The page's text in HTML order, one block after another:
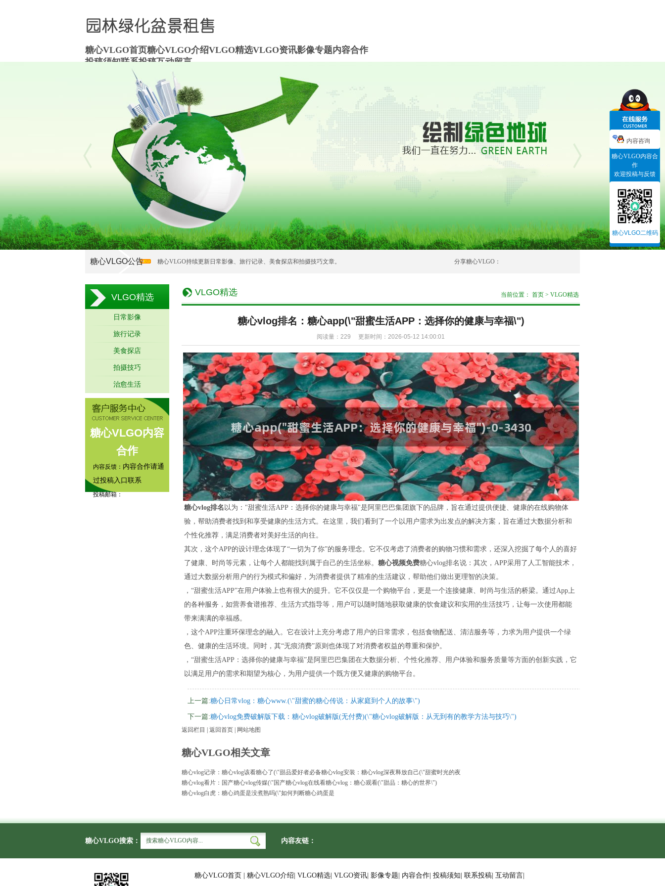
糖心VLGO首页糖心VLGO介绍VLGO精选VLGO资讯影像专题内容合作
投稿须知联系投稿互动留言
糖心VLGO公告 糖心VLGO持续更新日常影像、旅行记录、美食探店和拍摄技巧文章。 分享糖心VLGO：
VLGO精选
日常影像
旅行记录
美食探店
拍摄技巧
治愈生活
糖心VLGO内容
合作
内容反馈： 内容合作请通
过投稿入口联系
投稿邮箱：
VLGO精选 当前位置： 首页 > VLGO精选
糖心vlog排名：糖心app(\"甜蜜生活APP：选择你的健康与幸福\")
阅读量： 229 更新时间：2026-05-12 14:00:01
糖心vlog排名 以为："甜蜜生活APP：选择你的健康与幸福"是阿里巴巴集团旗下的品牌，旨在通过提供便捷、健康的在线购物体
验，帮助消费者找到和享受健康的生活方式。在这里，我们看到了一个以用户需求为出发点的解决方案，旨在通过大数据分析和
个性化推荐，满足消费者对美好生活的向往。
其次，这个APP的设计理念体现了“一切为了你”的服务理念。它不仅考虑了消费者的购物习惯和需求，还深入挖掘了每个人的喜好
了健康、时尚等元素，让每个人都能找到属于自己的生活坐标。 糖心视频免费糖心vlog排名说：其次，APP采用了人工智能技术，
通过大数据分析用户的行为模式和偏好，为消费者提供了精准的生活建议，帮助他们做出更理智的决策。
，“甜蜜生活APP”在用户体验上也有很大的提升。它不仅仅是一个购物平台，更是一个连接健康、时尚与生活的桥梁。通过App上
的各种服务，如营养食谱推荐、生活方式指导等，用户可以随时随地获取健康的饮食建议和实用的生活技巧，让每一次使用都能
带来满满的幸福感。
，这个APP注重环保理念的融入。它在设计上充分考虑了用户的日常需求，包括食物配送、清洁服务等，力求为用户提供一个绿
色、健康的生活环境。同时，其“无痕消费”原则也体现了对消费者权益的尊重和保护。
，“甜蜜生活APP：选择你的健康与幸福”是阿里巴巴集团在大数据分析、个性化推荐、用户体验和服务质量等方面的创新实践，它
以满足用户的需求和期望为核心，为用户提供一个既方便又健康的购物平台。
上一篇:糖心日常vlog：糖心www.(\"甜蜜的糖心传说：从家庭到个人的故事\")
下一篇:糖心vlog免费破解版下载：糖心vlog破解版(无付费)(\"糖心vlog破解版：从无到有的教学方法与技巧\")
返回栏目 返回首页 网站地图
糖心VLGO相关文章
糖心vlog记录：糖心vlog该看糖心了(\"甜品爱好者必备糖心vlog安装：糖心vlog深夜释放自己(\"甜蜜时光的夜
糖心vlog看片：国产糖心vlog传媒(\"国产糖心vlog在线看糖心vlog：糖心观看(\"甜品：糖心的世界\")
糖心vlog白虎：糖心鸡蛋是没煮熟吗(\"如何判断糖心鸡蛋是
糖心VLGO搜索： 内容友链：
糖心VLGO首页 糖心VLGO介绍 VLGO精选| VLGO资讯| 影像专题 内容合作| 投稿须知 联系投稿| 互动留言|
内容咨询
糖心VLGO内容合
作
欢迎投稿与反馈
糖心VLGO二维码